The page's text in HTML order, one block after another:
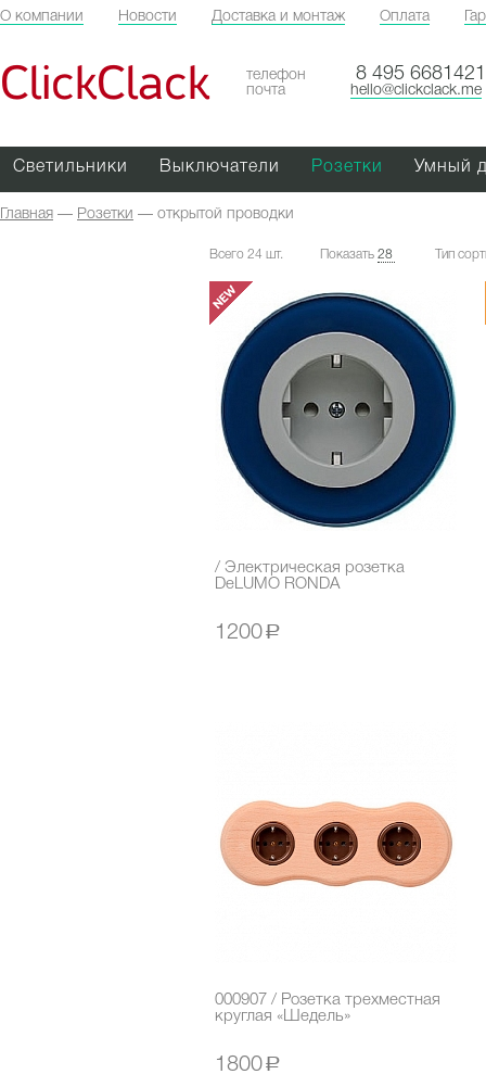
О компании Новости Доставка и монтаж Оплата
ClickClack телефон 8 495 6681421
почта hello@clickclack.me
Светильники Выключатели Розетки Умный
Главная — Розетки — открытой проводки
Всего 24 шт. Показать 28 Тип
/ Электрическая розетка
DeLUMO RONDA
1200 a
000907 / Розетка трехместная
круглая «Шедель»
1800 a